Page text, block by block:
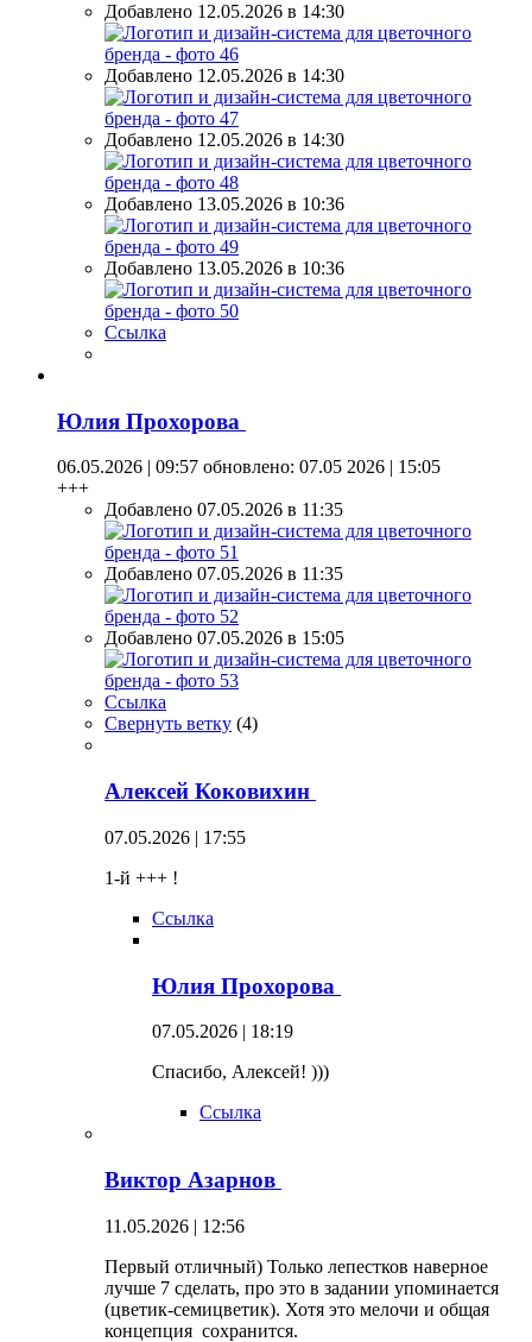
Добавлено 12.05.2026 в 14:30
Добавлено 12.05.2026 в 14:30
Добавлено 12.05.2026 в 14:30
Добавлено 13.05.2026 в 10:36
Добавлено 13.05.2026 в 10:36
Ссылка
Юлия Прохорова
06.05.2026 | 09:57 обновлено: 07.05 2026 | 15:05
+++
Добавлено 07.05.2026 в 11:35
Добавлено 07.05.2026 в 11:35
Добавлено 07.05.2026 в 15:05
Ссылка
Свернуть ветку (4)
Алексей Коковихин
07.05.2026 | 17:55
1-й +++ !
Ссылка
Юлия Прохорова
07.05.2026 | 18:19
Спасибо, Алексей! )))
Ссылка
Виктор Азарнов
11.05.2026 | 12:56
Первый отличный) Только лепестков наверное
лучше 7 сделать, про это в задании упоминается
(цветик-семицветик). Хотя это мелочи и общая
концепция сохранится.